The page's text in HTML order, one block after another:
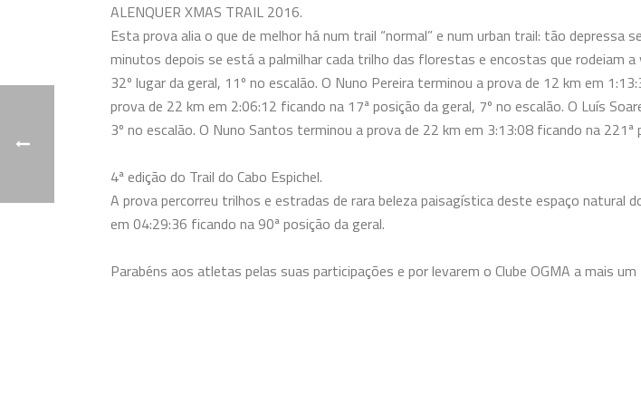
ALENQUER XMAS TRAIL 2016.
Esta prova alia o que de melhor há num trail “normal” e num urban trail: tão depressa
minutos depois se está a palmilhar cada trilho das florestas e encostas que rodeiam
32º lugar da geral, 11º no escalão. O Nuno Pereira terminou a prova de 12 km em
prova de 22 km em 2:06:12 ficando na 17ª posição da geral, 7º no escalão. O Luís
3º no escalão. O Nuno Santos terminou a prova de 22 km em 3:13:08 ficando na 221ª
4ª edição do Trail do Cabo Espichel.
A prova percorreu trilhos e estradas de rara beleza paisagística deste espaço natural
em 04:29:36 ficando na 90ª posição da geral.
Parabéns aos atletas pelas suas participações e por levarem o Clube OGMA a mais